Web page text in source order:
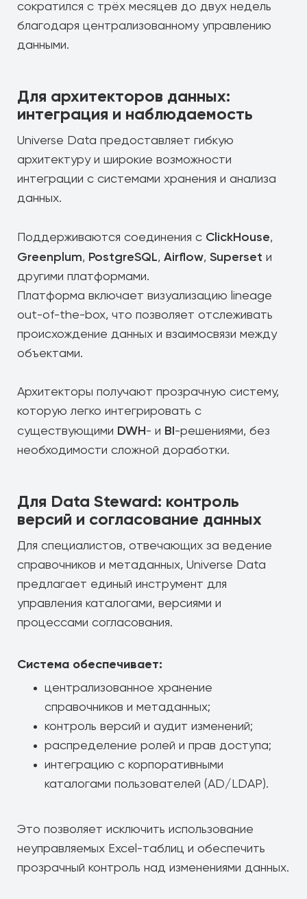
сократился с трёх месяцев до двух недель
благодаря централизованному управлению
данными.
Для архитекторов данных:
интеграция и наблюдаемость
Universe Data предоставляет гибкую
архитектуру и широкие возможности
интеграции с системами хранения и анализа
данных.
Поддерживаются соединения с ClickHouse,
Greenplum, PostgreSQL,Airflow,Supersetи
другими платформами.
Платформа включает визуализацию lineage
out-of-the-box, что позволяет отслеживать
происхождение данных и взаимосвязи между
объектами.
Архитекторы получают прозрачную систему,
которую легко интегрировать с
существующими DWH- и BI-решениями, без
необходимости сложной доработки.
Для Data Steward: контроль
версий и согласование данных
Для специалистов, отвечающих за ведение
справочников и метаданных, Universe Data
предлагает единый инструмент для
управления каталогами, версиями и
процессами согласования.
Система обеспечивает:
централизованное хранение
справочников и метаданных;
контроль версий и аудит изменений;
распределение ролей и прав доступа;
интеграцию с корпоративными
каталогами пользователей (AD/LDAP).
Это позволяет исключить использование
неуправляемых Excel-таблиц и обеспечить
прозрачный контроль над изменениями данных.